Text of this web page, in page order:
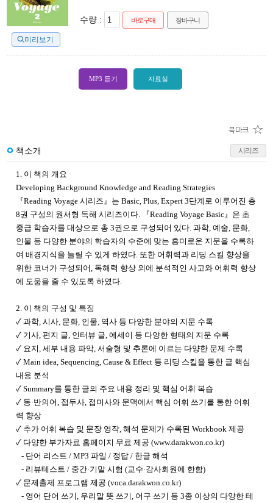
미리보기
수량 : 바로구매 장바구니
MP3 듣기 자료실
책소개 시리즈
1. 이 책의 개요
Developing Background Knowledge and Reading Strategies
『Reading Voyage 시리즈』는 Basic, Plus, Expert 3단계로 이루어진 총
8권 구성의 원서형 독해 시리즈이다. 『Reading Voyage Basic』은 초
중급 학습자를 대상으로 총 3권으로 구성되어 있다. 과학, 예술, 문화,
인물 등 다양한 분야의 학습자의 수준에 맞는 흥미로운 지문을 수록하
여 배경지식을 늘릴 수 있게 하였다. 또한 어휘력과 리딩 스킬 향상을
위한 코너가 구성되어, 독해력 향상 외에 분석적인 사고와 어휘력 향상
에 도움을 줄 수 있도록 하였다.
2. 이 책의 구성 및 특징
✓ 과학, 시사, 문화, 인물, 역사 등 다양한 분야의 지문 수록
✓ 기사, 편지 글, 인터뷰 글, 에세이 등 다양한 형태의 지문 수록
✓ 요지, 세부 내용 파악, 서술형 및 추론에 이르는 다양한 문제 수록
✓ Main idea, Sequencing, Cause & Effect 등 리딩 스킬을 통한 글 핵심
내용 분석
✓ Summary를 통한 글의 주요 내용 정리 및 핵심 어휘 복습
✓ 동·반의어, 접두사, 접미사와 문맥에서 핵심 어휘 쓰기를 통한 어휘
력 향상
✓ 추가 어휘 복습 및 문장 영작, 해석 문제가 수록된 Workbook 제공
✓ 다양한 부가자료 홈페이지 무료 제공 (www.darakwon.co.kr)
- 단어 리스트 / MP3 파일 / 정답 / 한글 해석
- 리뷰테스트 / 중간·기말 시험 (교수·강사회원에 한함)
✓ 문제출제 프로그램 제공 (voca.darakwon.co.kr)
- 영어 단어 쓰기, 우리말 뜻 쓰기, 어구 쓰기 등 3종 이상의 다양한 테